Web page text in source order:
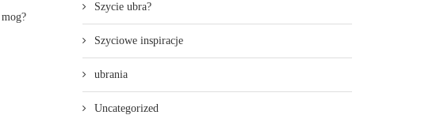
Szycie ubra?
Szyciowe inspiracje
ubrania
Uncategorized